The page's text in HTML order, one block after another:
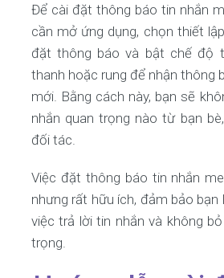
Để cài đặt thông báo tin nhắn
cần mở ứng dụng, chọn thiết
đặt thông báo và bật chế độ
thanh hoặc rung để nhận thông
mới. Bằng cách này, bạn sẽ
nhắn quan trọng nào từ bạn
đối tác.
Việc đặt thông báo tin nhắn
nhưng rất hữu ích, đảm bảo
việc trả lời tin nhắn và không
trọng.